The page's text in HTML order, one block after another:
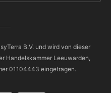
B.V. und wird von dieser
Handelskammer Leeuwarden,
01104443 eingetragen.